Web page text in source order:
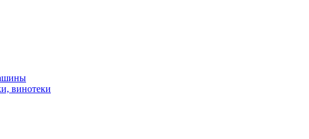
винотеки